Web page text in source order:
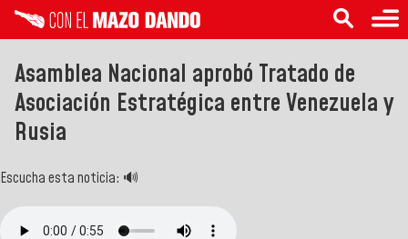
Asamblea Nacional aprobó Tratado de
Asociación Estratégica entre Venezuela y
Rusia
Escucha esta noticia: 🔊